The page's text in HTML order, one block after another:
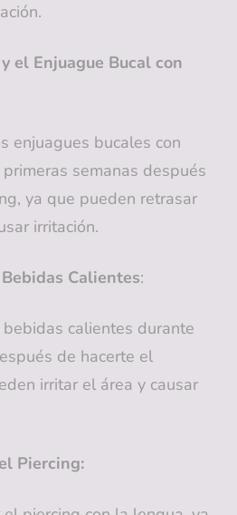
el Enjuague Bucal con
enjuagues bucales con
semanas después
ya que pueden retrasar
irritación.
Calientes:
calientes durante
de hacerte el
irritar el área y causar
Piercing: